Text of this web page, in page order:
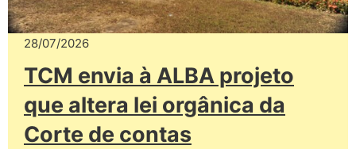
28/07/2026
TCM envia à ALBA projeto
que altera lei orgânica da
Corte de contas